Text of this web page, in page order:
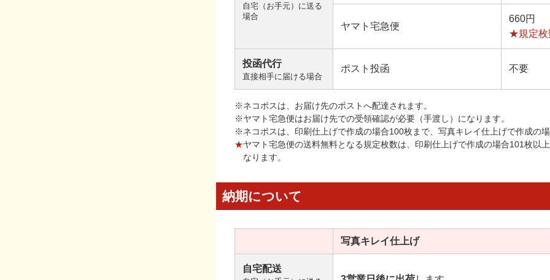
自宅（お手元）に送る
場合
ヤマト宅急便
660円
★規定枚
投函代行
直接相手に届ける場合
ポスト投函 不要
※ネコポスは、お届け先のポストへ配達されます。
※ヤマト宅急便はお届け先での受領確認が必要（手渡し）になります。
※ネコポスは、印刷仕上げで作成の場合100枚まで、写真キレイ仕上げで作成の
★ヤマト宅急便の送料無料となる規定枚数は、印刷仕上げで作成の場合101枚以
なります。
納期について
写真キレイ仕上げ
自宅配送